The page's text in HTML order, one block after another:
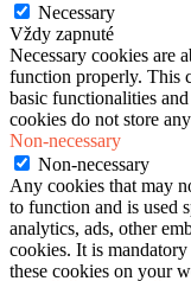
Necessary
Vždy zapnuté
Necessary cookies are
function properly. This
basic functionalities
cookies do not store
Non-necessary
Non-necessary
Any cookies that may
to function and is used
analytics, ads, other
cookies. It is
these cookies on your